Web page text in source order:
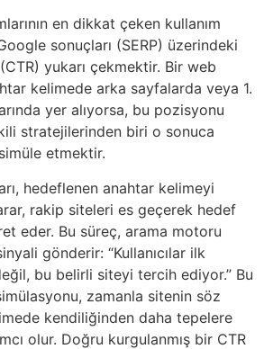
en dikkat çeken kullanım
sonuçları (SERP) üzerindeki
yukarı çekmektir. Bir web
kelimede arka sayfalarda veya 1.
yer alıyorsa, bu pozisyonu
stratejilerinden biri o sonuca
simüle etmektir.
hedeflenen anahtar kelimeyi
rakip siteleri es geçerek hedef
eder. Bu süreç, arama motoru
gönderir: “Kullanıcılar ilk
bu belirli siteyi tercih ediyor.” Bu
zamanla sitenin söz
kendiliğinden daha tepelere
olur. Doğru kurgulanmış bir CTR